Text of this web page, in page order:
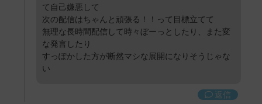
て自己嫌悪して
次の配信はちゃんと頑張る！！って目標立てて
無理な長時間配信して時々ぼーっとしたり、また変
な発言したり
すっぽかした方が断然マシな展開になりそうじゃな
い
返信